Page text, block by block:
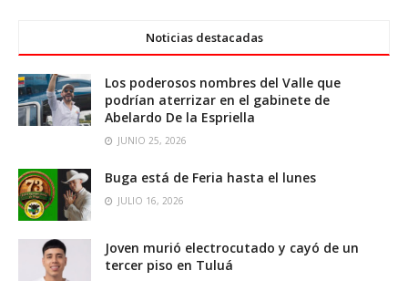
Noticias destacadas
Los poderosos nombres del Valle que
podrían aterrizar en el gabinete de
Abelardo De la Espriella
JUNIO 25, 2026
Buga está de Feria hasta el lunes
JULIO 16, 2026
Joven murió electrocutado y cayó de un
tercer piso en Tuluá